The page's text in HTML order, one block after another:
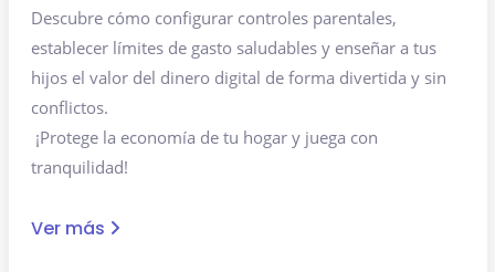
Descubre cómo configurar controles parentales,
establecer límites de gasto saludables y enseñar a tus
hijos el valor del dinero digital de forma divertida y sin
conflictos.
¡Protege la economía de tu hogar y juega con
tranquilidad!
Ver más